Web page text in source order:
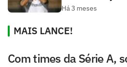
Há 3 meses
MAIS LANCE!
Com times da Série A,